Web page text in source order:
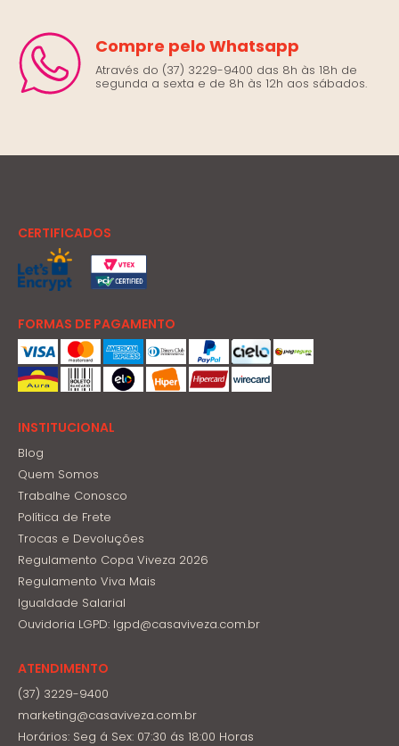
Compre pelo Whatsapp
Através do (37) 3229-9400 das 8h às 18h de
segunda a sexta e de 8h às 12h aos sábados.
CERTIFICADOS
FORMAS DE PAGAMENTO
INSTITUCIONAL
Blog
Quem Somos
Trabalhe Conosco
Política de Frete
Trocas e Devoluções
Regulamento Copa Viveza 2026
Regulamento Viva Mais
Igualdade Salarial
Ouvidoria LGPD: lgpd@casaviveza.com.br
ATENDIMENTO
(37) 3229-9400
marketing@casaviveza.com.br
Horários: Seg á Sex: 07:30 ás 18:00 Horas